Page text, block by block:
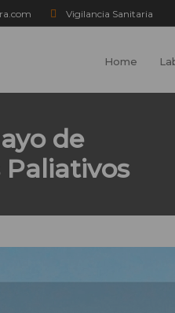
Vigilancia Sanitaria
Home
de
Paliativos